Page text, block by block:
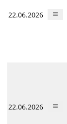
22.06.2026
22.06.2026